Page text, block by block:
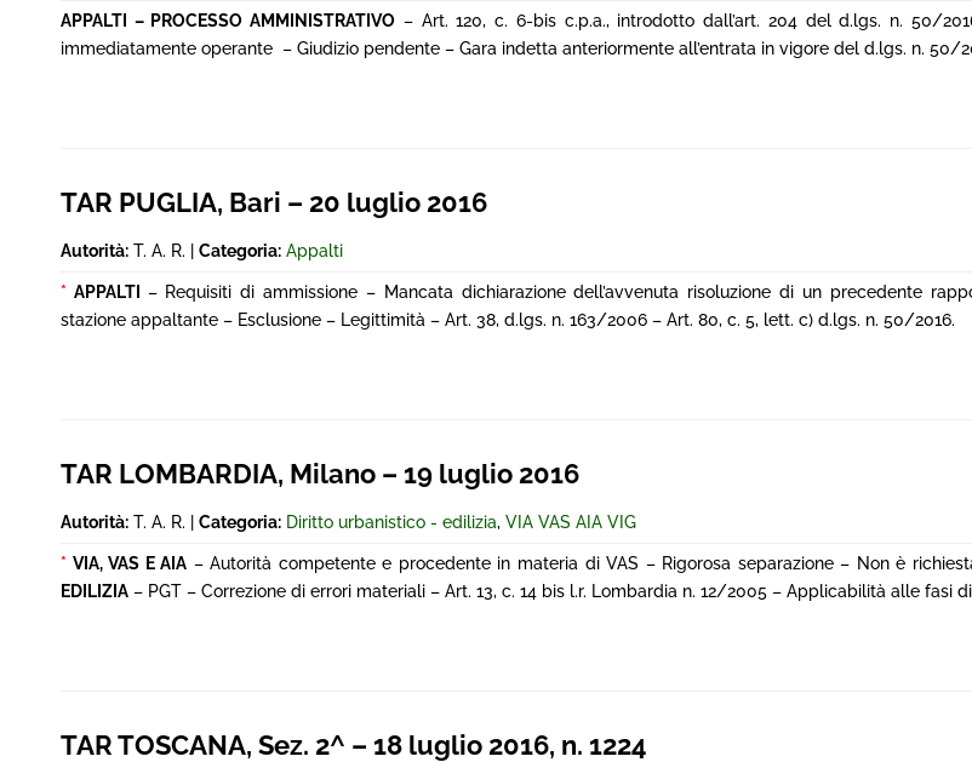
APPALTI – PROCESSO AMMINISTRATIVO – Art. 120, c. 6-bis c.p.a., introdotto dall’art. 204 del d.lgs. n. 50/
immediatamente operante – Giudizio pendente – Gara indetta anteriormente all’entrata in vigore del d.lgs. n. 50/
TAR PUGLIA, Bari – 20 luglio 2016
Autorità: T. A. R. | Categoria: Appalti
* APPALTI – Requisiti di ammissione – Mancata dichiarazione dell’avvenuta risoluzione di un precedente
stazione appaltante – Esclusione – Legittimità – Art. 38, d.lgs. n. 163/2006 – Art. 80, c. 5, lett. c) d.lgs. n. 50/2016.
TAR LOMBARDIA, Milano – 19 luglio 2016
Autorità: T. A. R. | Categoria: Diritto urbanistico - edilizia, VIA VAS AIA VIG
* VIA, VAS E AIA – Autorità competente e procedente in materia di VAS – Rigorosa separazione – Non è
EDILIZIA – PGT – Correzione di errori materiali – Art. 13, c. 14 bis l.r. Lombardia n. 12/2005 – Applicabilità alle fasi
TAR TOSCANA, Sez. 2^ – 18 luglio 2016, n. 1224